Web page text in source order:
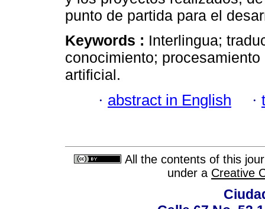
punto de partida para el
Keywords : Interlingua;
conocimiento;
artificial.
· abstract in English ·
All the contents of this
under a Creative